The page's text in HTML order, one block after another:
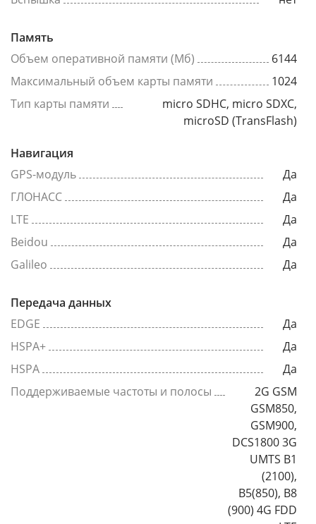
Память
Объем оперативной памяти (Мб)
6144
Максимальный объем карты памяти
1024
Тип карты памяти
micro SDHC, micro SDXC,
microSD (TransFlash)
Навигация
GPS-модуль
Да
ГЛОНАСС
Да
LTE
Да
Beidou
Да
Galileo
Да
Передача данных
EDGE
Да
HSPA+
Да
HSPA
Да
Поддерживаемые частоты и полосы
2G GSM
GSM850,
GSM900,
DCS1800 3G
UMTS B1
(2100),
B5(850), B8
(900) 4G FDD